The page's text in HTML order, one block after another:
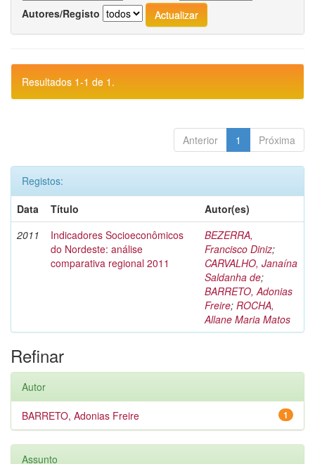
Autores/Registo
Resultados 1-1 de 1.
Anterior 1 Próxima
Registos:
Data
Título
Autor(es)
2011
Indicadores Socioeconômicos
do Nordeste: análise
comparativa regional 2011
BEZERRA,
Francisco Diniz;
CARVALHO, Janaína
Saldanha de;
BARRETO, Adonias
Freire; ROCHA,
Allane Maria Matos
Refinar
Autor
1
BARRETO, Adonias Freire
Assunto